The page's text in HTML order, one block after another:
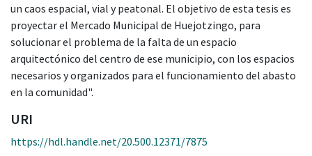
un caos espacial, vial y peatonal. El objetivo de esta tesis es
proyectar el Mercado Municipal de Huejotzingo, para
solucionar el problema de la falta de un espacio
arquitectónico del centro de ese municipio, con los espacios
necesarios y organizados para el funcionamiento del abasto
en la comunidad".
URI
https://hdl.handle.net/20.500.12371/7875